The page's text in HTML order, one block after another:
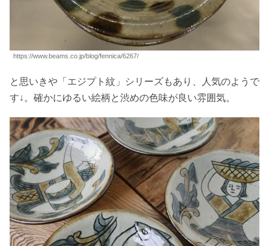
https://www.beams.co.jp/blog/fennica/6267/
と思いきや「エジプト紋」シリーズもあり、人気のようで
す↓。確かにゆるい絵柄と渋めの色味が良い雰囲気。